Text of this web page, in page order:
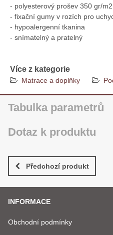
- polyesterový prošev 350 gr/
- fixační gumy v rozích pro
- hypoalergenní tkanina
- snímatelný a pratelný
Více z kategorie
Matrace a doplňky
Tabulka parametrů
Atypický rozměr
Celková výška matrace
Dělitelný potah
Ložná plocha matrace
Pratelný potah
Dotaz k produktu
JMÉNO
VÁŠ E-MAIL
Předchozí produkt
INFORMACE
Obchodní podmínky